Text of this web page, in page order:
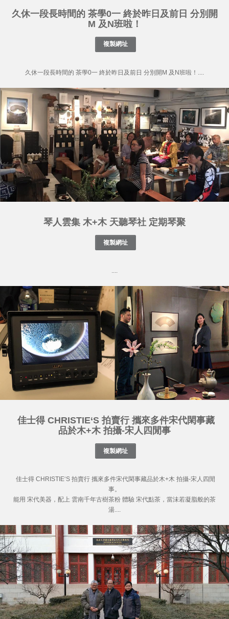
久休一段長時間的 茶學0一 終於昨日及前日 分別開
M 及N班啦！
久休一段長時間的 茶學0一 終於昨日及前日 分別開M 及N班啦！....
琴人雲集 木+木 天聽琴社 定期琴聚
....
佳士得 CHRISTIE‘S 拍賣行 攜來多件宋代閑事藏
品於木+木 拍攝-宋人四閒事
佳士得 CHRISTIE‘S 拍賣行 攜來多件宋代閑事藏品於木+木 拍攝-宋人四閒
事。
能用 宋代美器，配上 雲南千年古樹茶粉 體驗 宋代點茶，當沬若凝脂般的茶
湯....